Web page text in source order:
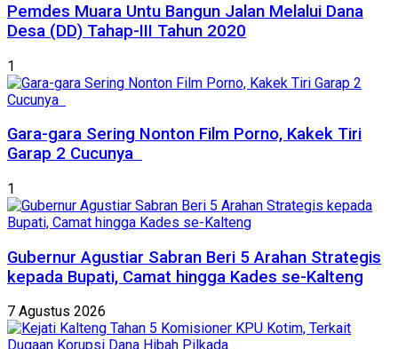
Pemdes Muara Untu Bangun Jalan Melalui Dana
Desa (DD) Tahap-III Tahun 2020
1
Gara-gara Sering Nonton Film Porno, Kakek Tiri
Garap 2 Cucunya
1
Gubernur Agustiar Sabran Beri 5 Arahan Strategis
kepada Bupati, Camat hingga Kades se-Kalteng
7 Agustus 2026